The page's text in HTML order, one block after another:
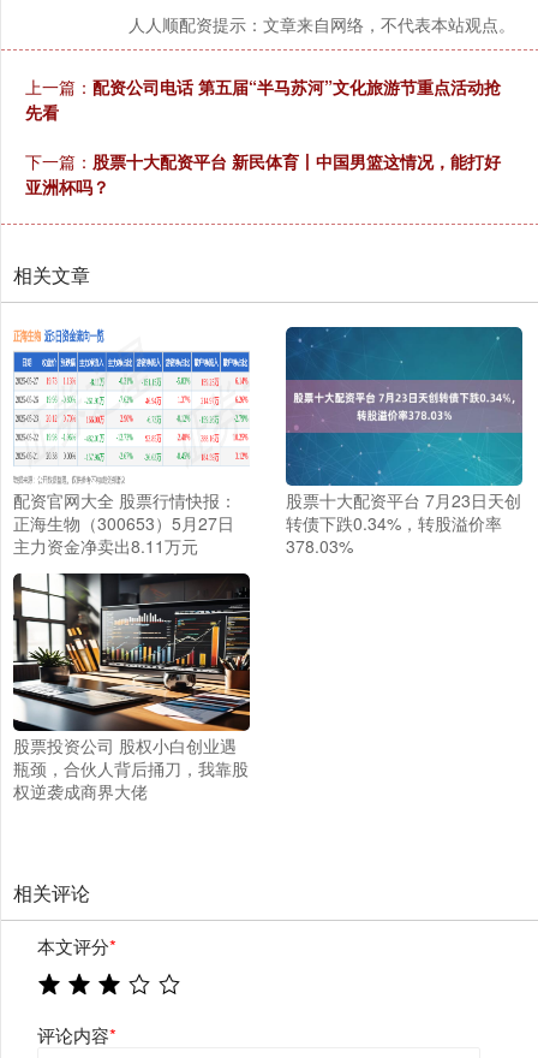
人人顺配资提示：文章来自网络，不代表本站观点。
上一篇： 配资公司电话 第五届“半马苏河”文化旅游节重点活动抢
先看
下一篇： 股票十大配资平台 新民体育丨中国男篮这情况，能打好
亚洲杯吗？
相关文章
配资官网大全 股票行情快报：
正海生物（300653）5月27日
主力资金净卖出8.11万元
股票十大配资平台 7月23日天创
转债下跌0.34%，转股溢价率
378.03%
股票投资公司 股权小白创业遇
瓶颈，合伙人背后捅刀，我靠股
权逆袭成商界大佬
相关评论
本文评分*
评论内容*